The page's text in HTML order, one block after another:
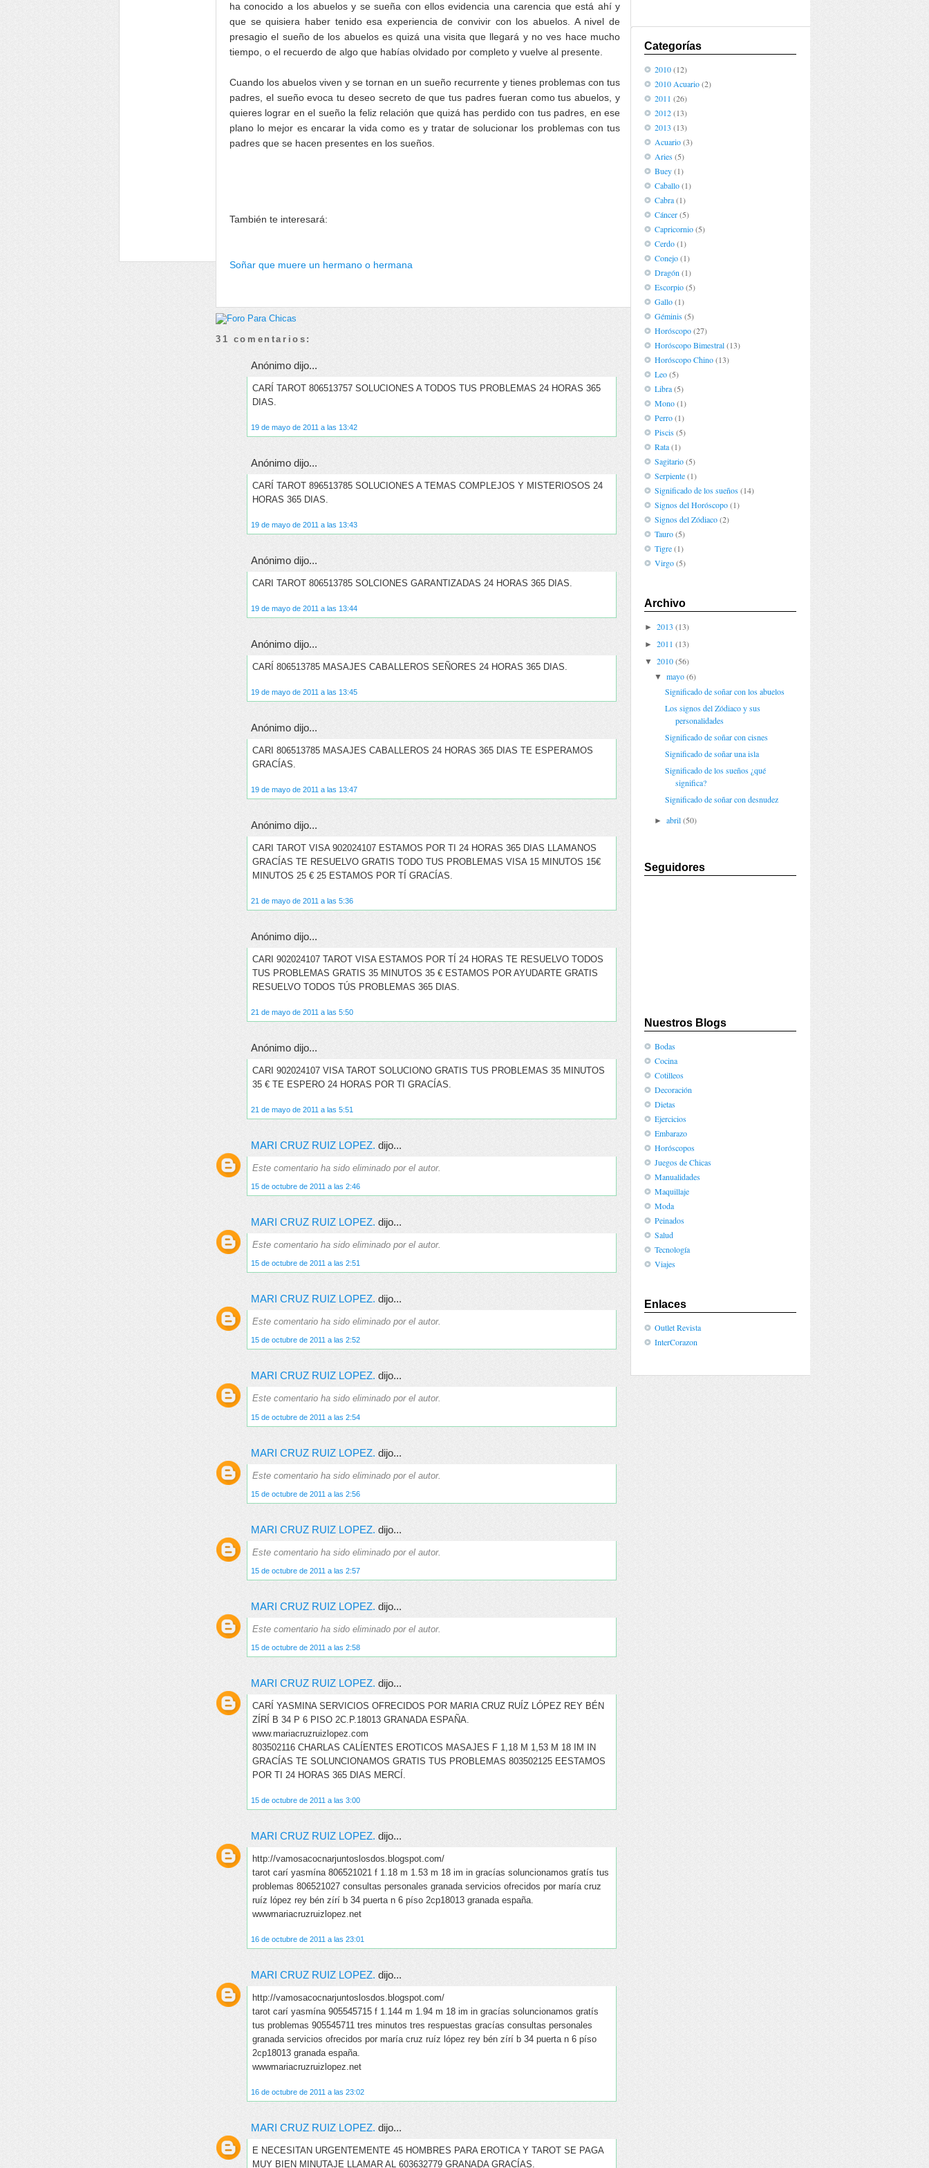
ha conocido a los abuelos y se sueña con ellos evidencia una carencia que está ahí y
que se quisiera haber tenido esa experiencia de convivir con los abuelos. A nivel de
presagio el sueño de los abuelos es quizá una visita que llegará y no ves hace mucho
tiempo, o el recuerdo de algo que habías olvidado por completo y vuelve al presente.
Cuando los abuelos viven y se tornan en un sueño recurrente y tienes problemas con tus
padres, el sueño evoca tu deseo secreto de que tus padres fueran como tus abuelos, y
quieres lograr en el sueño la feliz relación que quizá has perdido con tus padres, en ese
plano lo mejor es encarar la vida como es y tratar de solucionar los problemas con tus
padres que se hacen presentes en los sueños.
También te interesará:
Soñar que muere un hermano o hermana
31 comentarios:
Anónimo dijo...
CARÍ TAROT 806513757 SOLUCIONES A TODOS TUS PROBLEMAS 24 HORAS 365
DIAS.
19 de mayo de 2011 a las 13:42
Anónimo dijo...
CARÍ TAROT 896513785 SOLUCIONES A TEMAS COMPLEJOS Y MISTERIOSOS 24
HORAS 365 DIAS.
19 de mayo de 2011 a las 13:43
Anónimo dijo...
CARI TAROT 806513785 SOLCIONES GARANTIZADAS 24 HORAS 365 DIAS.
19 de mayo de 2011 a las 13:44
Anónimo dijo...
CARÍ 806513785 MASAJES CABALLEROS SEÑORES 24 HORAS 365 DIAS.
19 de mayo de 2011 a las 13:45
Anónimo dijo...
CARI 806513785 MASAJES CABALLEROS 24 HORAS 365 DIAS TE ESPERAMOS
GRACÍAS.
19 de mayo de 2011 a las 13:47
Anónimo dijo...
CARI TAROT VISA 902024107 ESTAMOS POR TI 24 HORAS 365 DIAS LLAMANOS
GRACÍAS TE RESUELVO GRATIS TODO TUS PROBLEMAS VISA 15 MINUTOS 15€
MINUTOS 25 € 25 ESTAMOS POR TÍ GRACÍAS.
21 de mayo de 2011 a las 5:36
Anónimo dijo...
CARI 902024107 TAROT VISA ESTAMOS POR TÍ 24 HORAS TE RESUELVO TODOS
TUS PROBLEMAS GRATIS 35 MINUTOS 35 € ESTAMOS POR AYUDARTE GRATIS
RESUELVO TODOS TÚS PROBLEMAS 365 DIAS.
21 de mayo de 2011 a las 5:50
Anónimo dijo...
CARI 902024107 VISA TAROT SOLUCIONO GRATIS TUS PROBLEMAS 35 MINUTOS
35 € TE ESPERO 24 HORAS POR TI GRACÍAS.
21 de mayo de 2011 a las 5:51
MARI CRUZ RUIZ LOPEZ. dijo...
Este comentario ha sido eliminado por el autor.
15 de octubre de 2011 a las 2:46
MARI CRUZ RUIZ LOPEZ. dijo...
Este comentario ha sido eliminado por el autor.
15 de octubre de 2011 a las 2:51
MARI CRUZ RUIZ LOPEZ. dijo...
Este comentario ha sido eliminado por el autor.
15 de octubre de 2011 a las 2:52
MARI CRUZ RUIZ LOPEZ. dijo...
Este comentario ha sido eliminado por el autor.
15 de octubre de 2011 a las 2:54
MARI CRUZ RUIZ LOPEZ. dijo...
Este comentario ha sido eliminado por el autor.
15 de octubre de 2011 a las 2:56
MARI CRUZ RUIZ LOPEZ. dijo...
Este comentario ha sido eliminado por el autor.
15 de octubre de 2011 a las 2:57
MARI CRUZ RUIZ LOPEZ. dijo...
Este comentario ha sido eliminado por el autor.
15 de octubre de 2011 a las 2:58
MARI CRUZ RUIZ LOPEZ. dijo...
CARÍ YASMINA SERVICIOS OFRECIDOS POR MARIA CRUZ RUÍZ LÓPEZ REY BÉN
ZÍRÍ B 34 P 6 PISO 2C.P.18013 GRANADA ESPAÑA.
www.mariacruzruizlopez.com
803502116 CHARLAS CALÍENTES EROTICOS MASAJES F 1,18 M 1,53 M 18 IM IN
GRACÍAS TE SOLUNCIONAMOS GRATIS TUS PROBLEMAS 803502125 EESTAMOS
POR TI 24 HORAS 365 DIAS MERCÍ.
15 de octubre de 2011 a las 3:00
MARI CRUZ RUIZ LOPEZ. dijo...
http://vamosacocnarjuntoslosdos.blogspot.com/
tarot carí yasmína 806521021 f 1.18 m 1.53 m 18 im in gracías soluncionamos gratís tus
problemas 806521027 consultas personales granada servicios ofrecidos por maría cruz
ruíz lópez rey bén zírí b 34 puerta n 6 píso 2cp18013 granada españa.
wwwmariacruzruizlopez.net
16 de octubre de 2011 a las 23:01
MARI CRUZ RUIZ LOPEZ. dijo...
http://vamosacocnarjuntoslosdos.blogspot.com/
tarot carí yasmína 905545715 f 1.144 m 1.94 m 18 im in gracías soluncionamos gratís
tus problemas 905545711 tres minutos tres respuestas gracías consultas personales
granada servicios ofrecidos por maría cruz ruíz lópez rey bén zírí b 34 puerta n 6 píso
2cp18013 granada españa.
wwwmariacruzruizlopez.net
16 de octubre de 2011 a las 23:02
MARI CRUZ RUIZ LOPEZ. dijo...
E NECESITAN URGENTEMENTE 45 HOMBRES PARA EROTICA Y TAROT SE PAGA
MUY BIEN MINUTAJE LLAMAR AL 603632779 GRANADA GRACÍAS.
Categorías
2010(12)
2010 Acuario(2)
2011 (26)
2012(13)
2013 (13)
Acuario(3)
Aries(5)
Buey(1)
Caballo(1)
Cabra(1)
Cáncer(5)
Capricornio(5)
Cerdo(1)
Conejo(1)
Dragón (1)
Escorpio(5)
Gallo(1)
Géminis(5)
Horóscopo(27)
Horóscopo Bimestral(13)
Horóscopo Chino(13)
Leo(5)
Libra(5)
Mono(1)
Perro(1)
Piscis(5)
Rata(1)
Sagitario(5)
Serpiente(1)
Significado de los sueños(14)
Signos del Horóscopo(1)
Signos del Zódiaco(2)
Tauro(5)
Tigre(1)
Virgo(5)
Archivo
► 2013 (13)
► 2011 (13)
▼ 2010(56)
▼mayo (6)
Significado de soñar con los abuelos
Los signos del Zódiaco y sus
personalidades
Significado de soñar con cisnes
Significado de soñar una isla
Significado de los sueños ¿qué
significa?
Significado de soñar con desnudez
►abril (50)
Seguidores
Nuestros Blogs
Bodas
Cocina
Cotilleos
Decoración
Dietas
Ejercicios
Embarazo
Horóscopos
Juegos de Chicas
Manualidades
Maquillaje
Moda
Peinados
Salud
Tecnología
Viajes
Enlaces
Outlet Revista
InterCorazon